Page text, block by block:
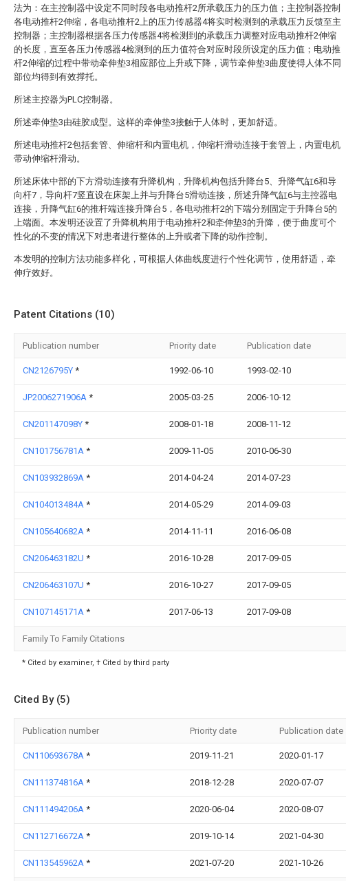
法为：在主控制器中设定不同时段各电动推杆2所承载压力的压力值；主控制器控制
各电动推杆2伸缩，各电动推杆2上的压力传感器4将实时检测到的承载压力反馈至主
控制器；主控制器根据各压力传感器4将检测到的承载压力调整对应电动推杆2伸缩
的长度，直至各压力传感器4检测到的压力值符合对应时段所设定的压力值；电动推
杆2伸缩的过程中带动牵伸垫3相应部位上升或下降，调节牵伸垫3曲度使得人体不同
部位均得到有效撑托。
所述主控器为PLC控制器。
所述牵伸垫3由硅胶成型。这样的牵伸垫3接触于人体时，更加舒适。
所述电动推杆2包括套管、伸缩杆和内置电机，伸缩杆滑动连接于套管上，内置电机
带动伸缩杆滑动。
所述床体中部的下方滑动连接有升降机构，升降机构包括升降台5、升降气缸6和导
向杆7，导向杆7竖直设在床架上并与升降台5滑动连接，所述升降气缸6与主控器电
连接，升降气缸6的推杆端连接升降台5，各电动推杆2的下端分别固定于升降台5的
上端面。本发明还设置了升降机构用于电动推杆2和牵伸垫3的升降，便于曲度可个
性化的不变的情况下对患者进行整体的上升或者下降的动作控制。
本发明的控制方法功能多样化，可根据人体曲线度进行个性化调节，使用舒适，牵
伸疗效好。
Patent Citations (10)
Publication number Priority date Publication date
CN2126795Y * 1992-06-10 1993-02-10
JP2006271906A * 2005-03-25 2006-10-12
CN201147098Y * 2008-01-18 2008-11-12
CN101756781A * 2009-11-05 2010-06-30
CN103932869A * 2014-04-24 2014-07-23
CN104013484A * 2014-05-29 2014-09-03
CN105640682A * 2014-11-11 2016-06-08
CN206463182U * 2016-10-28 2017-09-05
CN206463107U * 2016-10-27 2017-09-05
CN107145171A * 2017-06-13 2017-09-08
Family To Family Citations
* Cited by examiner, † Cited by third party
Cited By (5)
Publication number Priority date Publication date
CN110693678A * 2019-11-21 2020-01-17
CN111374816A * 2018-12-28 2020-07-07
CN111494206A * 2020-06-04 2020-08-07
CN112716672A * 2019-10-14 2021-04-30
CN113545962A * 2021-07-20 2021-10-26